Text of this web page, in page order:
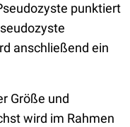
punktiert
anschließend ein
Größe und
wird im Rahmen